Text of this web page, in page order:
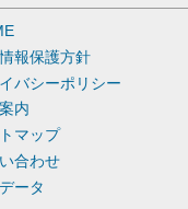
報保護方針
バシーポリシー
内
マップ
合わせ
ータ